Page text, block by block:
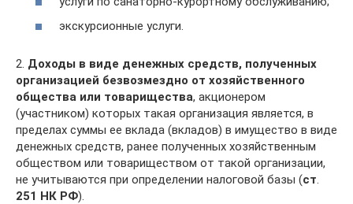
экскурсионные услуги.
2. Доходы в виде денежных средств, полученных
организацией безвозмездно от хозяйственного
общества или товарищества, акционером
(участником) которых такая организация является, в
пределах суммы ее вклада (вкладов) в имущество в виде
денежных средств, ранее полученных хозяйственным
обществом или товариществом от такой организации,
не учитываются при определении налоговой базы (ст.
251 НК РФ).